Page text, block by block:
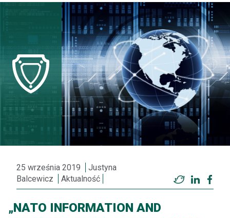
25 września 2019
Justyna
Balcewicz
Aktualność Twitter
„NATO INFORMATION AND